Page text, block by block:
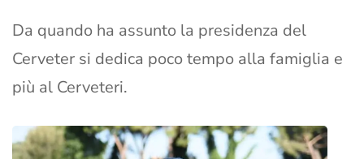
Da quando ha assunto la presidenza del
Cerveter si dedica poco tempo alla famiglia e
più al Cerveteri.